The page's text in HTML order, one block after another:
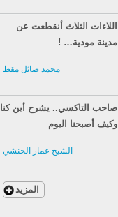
اللاءات الثلاث أنقطعت عن
مدينة مودية… !
محمد صائل مقط
صاحب التاكسي.. يشرح أين كنا
وكيف أصبحنا اليوم
الشيخ عمار الحنشي
المزيد